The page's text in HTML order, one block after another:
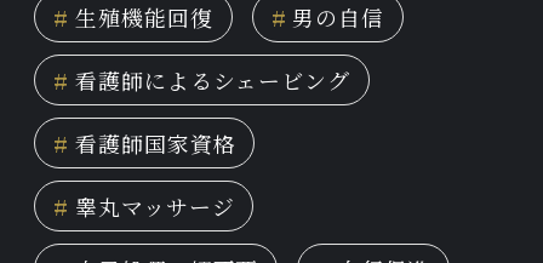
# 生殖機能回復 # 男の自信
# 看護師によるシェービング
# 看護師国家資格
# 睾丸マッサージ